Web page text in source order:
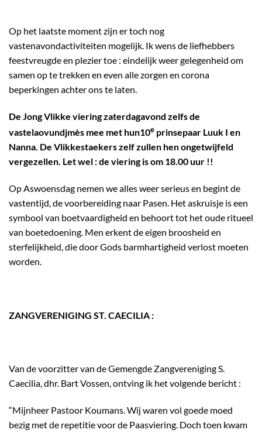
Op het laatste moment zijn er toch nog
vastenavondactiviteiten mogelijk. Ik wens de liefhebbers
feestvreugde en plezier toe : eindelijk weer gelegenheid om
samen op te trekken en even alle zorgen en corona
beperkingen achter ons te laten.
De Jong Vlikke viering zaterdagavond zelfs de
vastelaovundjmès mee met hun10e prinsepaar Luuk I en
Nanna. De Vlikkestaekers zelf zullen hen ongetwijfeld
vergezellen. Let wel : de viering is om 18.00 uur !!
Op Aswoensdag nemen we alles weer serieus en begint de
vastentijd, de voorbereiding naar Pasen. Het askruisje is een
symbool van boetvaardigheid en behoort tot het oude ritueel
van boetedoening. Men erkent de eigen broosheid en
sterfelijkheid, die door Gods barmhartigheid verlost moeten
worden.
ZANGVERENIGING ST. CAECILIA :
Van de voorzitter van de Gemengde Zangvereniging S.
Caecilia, dhr. Bart Vossen, ontving ik het volgende bericht :
“Mijnheer Pastoor Koumans. Wij waren vol goede moed
bezig met de repetitie voor de Paasviering. Doch toen kwam